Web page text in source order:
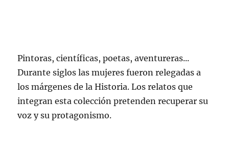
Pintoras, científicas, poetas, aventureras...
Durante siglos las mujeres fueron relegadas a
los márgenes de la Historia. Los relatos que
integran esta colección pretenden recuperar su
voz y su protagonismo.